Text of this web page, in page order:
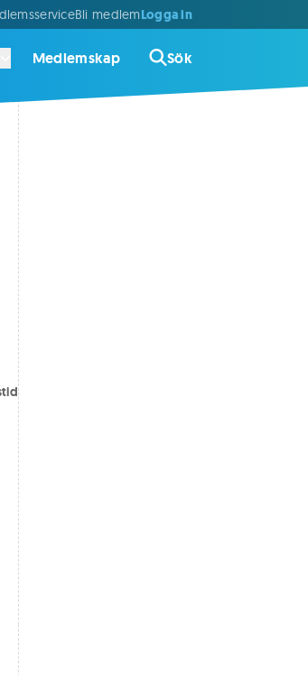
Bli medlemLogga in
Medlemskap Sök